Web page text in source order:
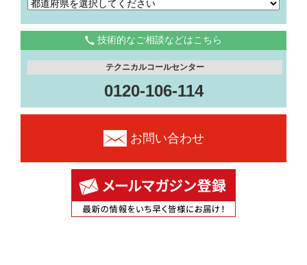
技術的なご相談などはこちら
テクニカルコールセンター
0120-106-114
お問い合わせ